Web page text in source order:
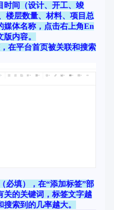
时间（设计、开工、竣
楼层数量、材料、项目总
媒体名称，点击右上角En
内容。
在平台首页被关联和搜索
必填），在“添加标签”部
关的关键词，标签文字越
索到的几率越大。